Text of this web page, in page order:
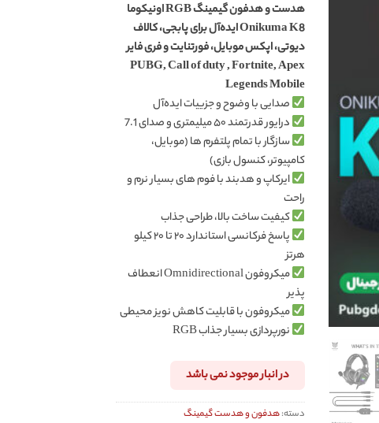
هدست و هدفون گیمینگ RGB اونیکوما
Onikuma K8 ایده‌آل برای پابجی، کالاف
دیوتی، اپکس موبایل، فورتنایت و فری فایر
PUBG, Call of duty , Fortnite, Apex
Legends Mobile
صدایی با وضوح و جزییات ایده‌‌آل
درایور قدرتمند ۵۰ میلیمتری و صدای 7.1
سازگار با تمام پلتفرم ها (موبایل،
کامپیوتر، کنسول بازی)
ایرکاپ و هدبند با فوم های بسیار نرم و
راحت
کیفیت ساخت بالا، طراحی جذاب
پاسخ فرکانسی استاندارد ۲۰ تا ۲۰ کیلو
هرتز
میکروفون Omnidirectional انعطاف
پذیر
میکروفون با قابلیت کاهش نویز محیطی
نورپردازی بسیار جذاب RGB
در انبار موجود نمی باشد
دسته:هدفون و هدست گیمینگ